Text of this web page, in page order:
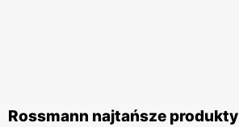
Rossmann najtańsze produkty